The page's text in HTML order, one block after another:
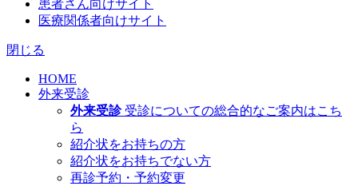
患者さん向けサイト
医療関係者向けサイト
閉じる
HOME
外来受診
外来受診 受診についての総合的なご案内はこち
ら
紹介状をお持ちの方
紹介状をお持ちでない方
再診予約・予約変更